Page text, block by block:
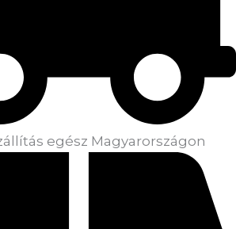
egész Magyarországon